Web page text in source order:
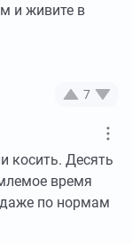
и живите в
7
косить. Десять
время
по нормам